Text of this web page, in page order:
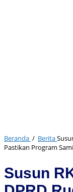
Beranda / Berita
Pastikan Program
Susun